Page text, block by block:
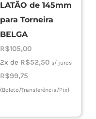
LATÃO de 145mm
para Torneira
BELGA
R$105,00
2x de R$52,50 s/ juros
R$99,75
(Boleto/Transferência/Pix)